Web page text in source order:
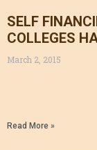
SELF
COLLEGES
PERSON
March 2, 2015
Read More »